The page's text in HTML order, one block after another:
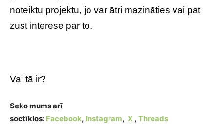
noteiktu projektu, jo var ātri mazināties vai pat
zust interese par to.
Vai tā ir?
Seko mums arī
soctīklos: Facebook, Instagram, X , Threads